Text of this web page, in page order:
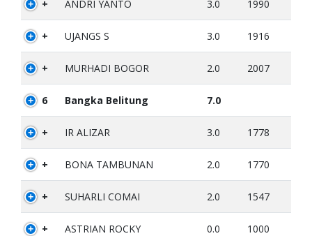
+ ANDRI YANTO 3.0 1990
+ UJANGS S 3.0 1916
+ MURHADI BOGOR 2.0 2007
6 Bangka Belitung 7.0
+ IR ALIZAR 3.0 1778
+ BONA TAMBUNAN 2.0 1770
+ SUHARLI COMAI 2.0 1547
+ ASTRIAN ROCKY 0.0 1000